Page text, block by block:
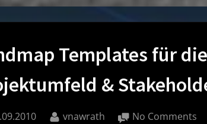
Templates für
&
By
vnawrath No Comments